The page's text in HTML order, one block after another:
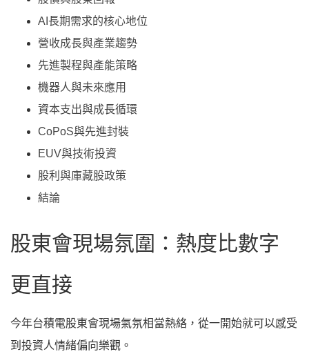
AI長期需求的核心地位
營收成長與產業趨勢
先進製程與產能策略
機器人與未來應用
資本支出與成長循環
CoPoS與先進封裝
EUV與技術投資
股利與庫藏股政策
結論
股東會現場氛圍：熱度比數字
更直接
今年台積電股東會現場氣氛相當熱絡，從一開始就可以感受
到投資人情緒偏向樂觀。